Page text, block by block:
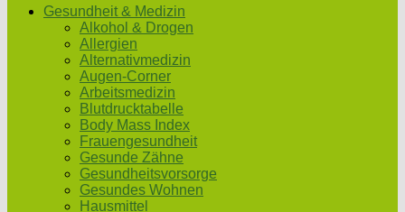
Gesundheit & Medizin
Alkohol & Drogen
Allergien
Alternativmedizin
Augen-Corner
Arbeitsmedizin
Blutdrucktabelle
Body Mass Index
Frauengesundheit
Gesunde Zähne
Gesundheitsvorsorge
Gesundes Wohnen
Hausmittel